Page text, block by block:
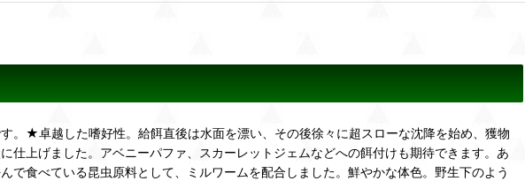
。★卓越した嗜好性。給餌直後は水面を漂い、その後徐々に超スローな沈降を始め、獲物
上げました。アベニーパファ、スカーレットジェムなどへの餌付けも期待できます。あ
食べている昆虫原料として、ミルワームを配合しました。鮮やかな体色。野生下のよう